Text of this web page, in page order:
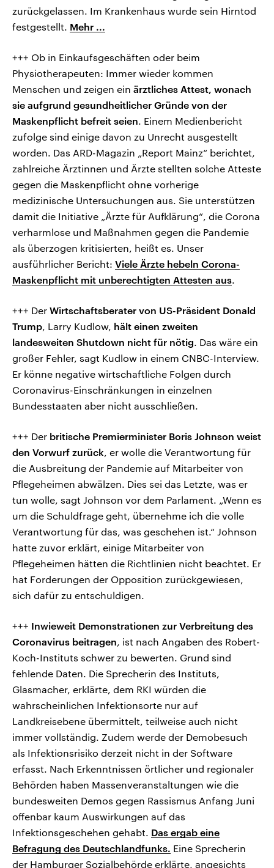
zurückgelassen. Im Krankenhaus wurde sein Hirntod
festgestellt. Mehr ...
+++ Ob in Einkaufsgeschäften oder beim
Physiotherapeuten: Immer wieder kommen
Menschen und zeigen ein ärztliches Attest, wonach
sie aufgrund gesundheitlicher Gründe von der
Maskenpflicht befreit seien. Einem Medienbericht
zufolge sind einige davon zu Unrecht ausgestellt
worden. Das ARD-Magazin „Report Mainz“ berichtet,
zahlreiche Ärztinnen und Ärzte stellten solche Atteste
gegen die Maskenpflicht ohne vorherige
medizinische Untersuchungen aus. Sie unterstützen
damit die Initiative „Ärzte für Aufklärung“, die Corona
verharmlose und Maßnahmen gegen die Pandemie
als überzogen kritisierten, heißt es. Unser
ausführlicher Bericht: Viele Ärzte hebeln Corona-
Maskenpflicht mit unberechtigten Attesten aus.
+++ Der Wirtschaftsberater von US-Präsident Donald
Trump, Larry Kudlow, hält einen zweiten
landesweiten Shutdown nicht für nötig. Das wäre ein
großer Fehler, sagt Kudlow in einem CNBC-Interview.
Er könne negative wirtschaftliche Folgen durch
Coronavirus-Einschränkungen in einzelnen
Bundesstaaten aber nicht ausschließen.
+++ Der britische Premierminister Boris Johnson weist
den Vorwurf zurück, er wolle die Verantwortung für
die Ausbreitung der Pandemie auf Mitarbeiter von
Pflegeheimen abwälzen. Dies sei das Letzte, was er
tun wolle, sagt Johnson vor dem Parlament. „Wenn es
um die Schuldfrage geht, übernehme ich die volle
Verantwortung für das, was geschehen ist.“ Johnson
hatte zuvor erklärt, einige Mitarbeiter von
Pflegeheimen hätten die Richtlinien nicht beachtet. Er
hat Forderungen der Opposition zurückgewiesen,
sich dafür zu entschuldigen.
+++ Inwieweit Demonstrationen zur Verbreitung des
Coronavirus beitragen, ist nach Angaben des Robert-
Koch-Instituts schwer zu bewerten. Grund sind
fehlende Daten. Die Sprecherin des Instituts,
Glasmacher, erklärte, dem RKI würden die
wahrscheinlichen Infektionsorte nur auf
Landkreisebene übermittelt, teilweise auch nicht
immer vollständig. Zudem werde der Demobesuch
als Infektionsrisiko derzeit nicht in der Software
erfasst. Nach Erkenntnissen örtlicher und regionaler
Behörden haben Massenveranstaltungen wie die
bundesweiten Demos gegen Rassismus Anfang Juni
offenbar kaum Auswirkungen auf das
Infektionsgeschehen gehabt. Das ergab eine
Befragung des Deutschlandfunks. Eine Sprecherin
der Hamburger Sozialbehörde erklärte, angesichts